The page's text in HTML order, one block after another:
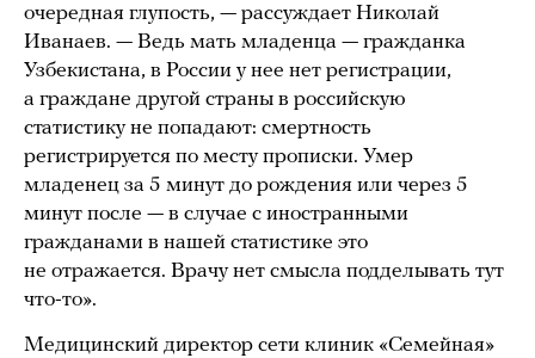
очередная глупость, — рассуждает Николай
Иванаев. — Ведь мать младенца — гражданка
Узбекистана, в России у нее нет регистрации,
а граждане другой страны в российскую
статистику не попадают: смертность
регистрируется по месту прописки. Умер
младенец за 5 минут до рождения или через 5
минут после — в случае с иностранными
гражданами в нашей статистике это
не отражается. Врачу нет смысла подделывать тут
что-то».
Медицинский директор сети клиник «Семейная»